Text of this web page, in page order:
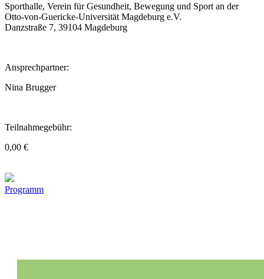
Sporthalle, Verein für Gesundheit, Bewegung und Sport an der
Otto-von-Guericke-Universität Magdeburg e.V.
Danzstraße 7, 39104 Magdeburg
Ansprechpartner:
Nina Brugger
Teilnahmegebühr:
0,00 €
Programm